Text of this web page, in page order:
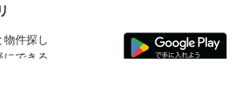
件探し
できる